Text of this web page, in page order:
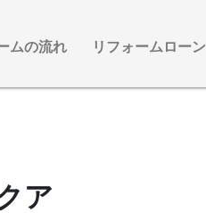
ムの流れ リフォームローン
ア